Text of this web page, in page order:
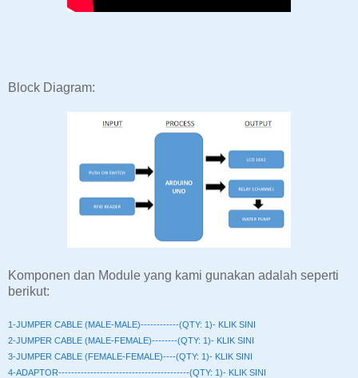
Block Diagram:
Komponen dan Module yang kami gunakan adalah seperti
berikut:
1-JUMPER CABLE (MALE-MALE)------------(QTY: 1)- KLIK SINI
2-JUMPER CABLE (MALE-FEMALE)--------(QTY: 1)- KLIK SINI
3-JUMPER CABLE (FEMALE-FEMALE)----(QTY: 1)- KLIK SINI
4-ADAPTOR-----------------------------------------(QTY: 1)- KLIK SINI